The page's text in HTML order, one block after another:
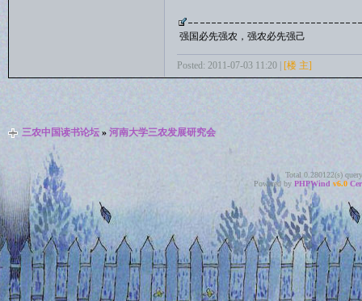
强国必先强农，强农必先强己
Posted: 2011-07-03 11:20 | [楼 主]
三农中国读书论坛» 河南大学三农发展研究会
Total 0.280122(s)
Powered by PHPWind v6.0